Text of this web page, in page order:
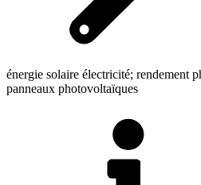
énergie solaire électricité; rendement
panneaux photovoltaïques